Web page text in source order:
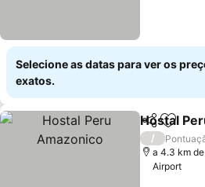
Selecione as datas para ver os
exatos.
Partilhar
Hostal
/
a 4.3 km
Airport